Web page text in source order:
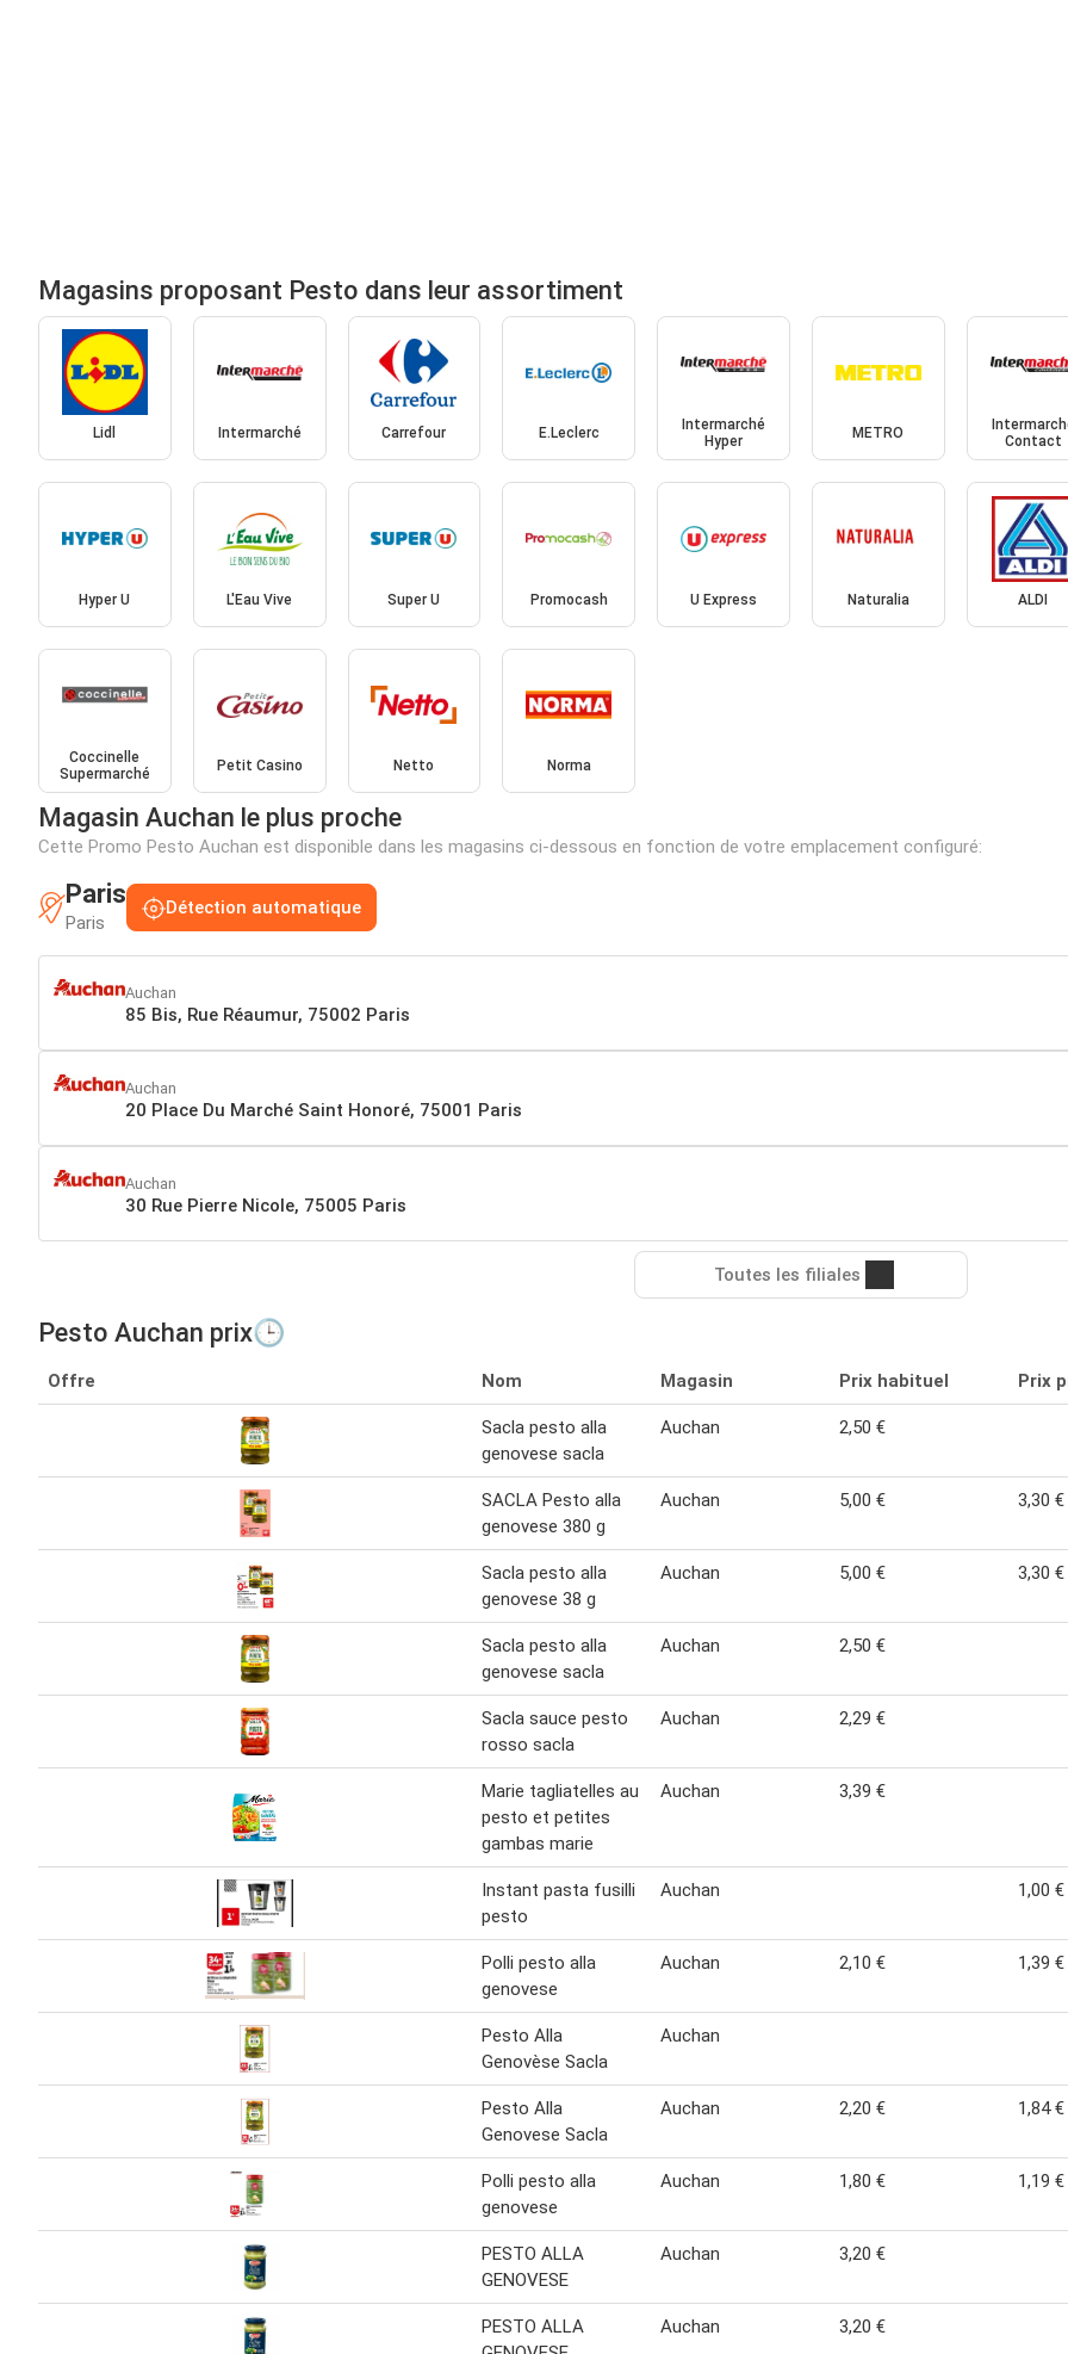
Magasins proposant Pesto dans leur assortiment
Lidl Intermarché Carrefour E.Leclerc
Intermarché
Hyper
METRO
Contact
Hyper U L'Eau Vive Super U Promocash U Express Naturalia ALDI
Coccinelle
Supermarché
Petit Casino Netto Norma
Magasin Auchan le plus proche
Cette Promo Pesto Auchan est disponible dans les magasins ci-dessous en fonction de votre emplacement configuré:
Paris
Paris
Détection automatique
Auchan
85 Bis, Rue Réaumur, 75002 Paris
Auchan
20 Place Du Marché Saint Honoré, 75001 Paris
Auchan
30 Rue Pierre Nicole, 75005 Paris
Toutes les filiales
Pesto Auchan prix🕒
Offre Nom Magasin Prix habituel Prix
Sacla pesto alla
genovese sacla
Auchan 2,50 €
SACLA Pesto alla
genovese 380 g
Auchan 5,00 € 3,30 €
Sacla pesto alla
genovese 38 g
Auchan 5,00 € 3,30 €
Sacla pesto alla
genovese sacla
Auchan 2,50 €
Sacla sauce pesto
rosso sacla
Auchan 2,29 €
Marie tagliatelles au
pesto et petites
gambas marie
Auchan 3,39 €
Instant pasta fusilli
pesto
Auchan 1,00 €
Polli pesto alla
genovese
Auchan 2,10 € 1,39 €
Pesto Alla
Genovèse Sacla
Auchan
Pesto Alla
Genovese Sacla
Auchan 2,20 € 1,84 €
Polli pesto alla
genovese
Auchan 1,80 € 1,19 €
PESTO ALLA
GENOVESE
Auchan 3,20 €
PESTO ALLA
Auchan 3,20 €